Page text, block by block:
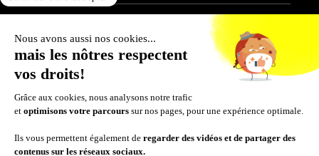
Mentions légales
Politique de confidentialité
Politique des cookies
Conditions générales de vente
SUIVEZ-NOUS SUR :